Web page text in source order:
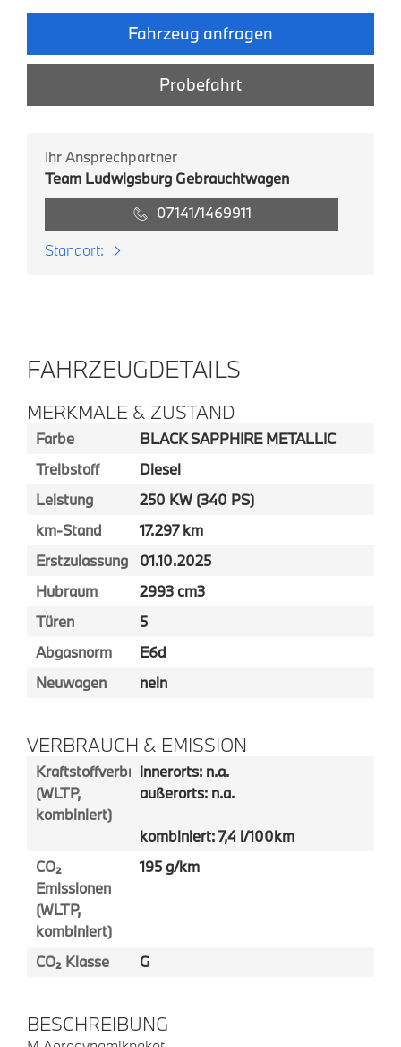
Fahrzeug anfragen
Probefahrt
Ihr Ansprechpartner
Team Ludwigsburg Gebrauchtwagen
07141/1469911
Standort:
FAHRZEUGDETAILS
MERKMALE & ZUSTAND
Farbe
BLACK SAPPHIRE METALLIC
Treibstoff
Diesel
Leistung
250 KW (340 PS)
km-Stand
17.297 km
Erstzulassung
01.10.2025
Hubraum
2993 cm3
Türen
5
Abgasnorm
E6d
Neuwagen
nein
VERBRAUCH & EMISSION
Kraftstoffverbrauch
(WLTP,
kombiniert)
innerorts: n.a.
außerorts: n.a.
kombiniert: 7,4 l/100km
CO₂
Emissionen
(WLTP,
kombiniert)
195 g/km
CO₂ Klasse G
BESCHREIBUNG